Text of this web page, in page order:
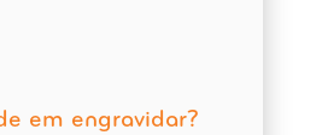
em engravidar?